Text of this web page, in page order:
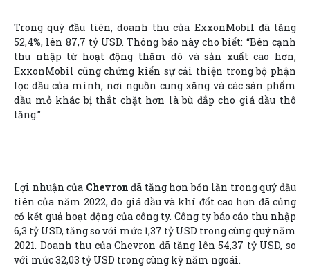
Trong quý đầu tiên, doanh thu của ExxonMobil đã tăng
52,4%, lên 87,7 tỷ USD. Thông báo này cho biết: “Bên cạnh
thu nhập từ hoạt động thăm dò và sản xuất cao hơn,
ExxonMobil cũng chứng kiến sự cải thiện trong bộ phận
lọc dầu của mình, nơi nguồn cung xăng và các sản phẩm
dầu mỏ khác bị thắt chặt hơn là bù đắp cho giá dầu thô
tăng.”
Lợi nhuận của Chevron đã tăng hơn bốn lần trong quý đầu
tiên của năm 2022, do giá dầu và khí đốt cao hơn đã củng
cố kết quả hoạt động của công ty. Công ty báo cáo thu nhập
6,3 tỷ USD, tăng so với mức 1,37 tỷ USD trong cùng quý năm
2021. Doanh thu của Chevron đã tăng lên 54,37 tỷ USD, so
với mức 32,03 tỷ USD trong cùng kỳ năm ngoái.